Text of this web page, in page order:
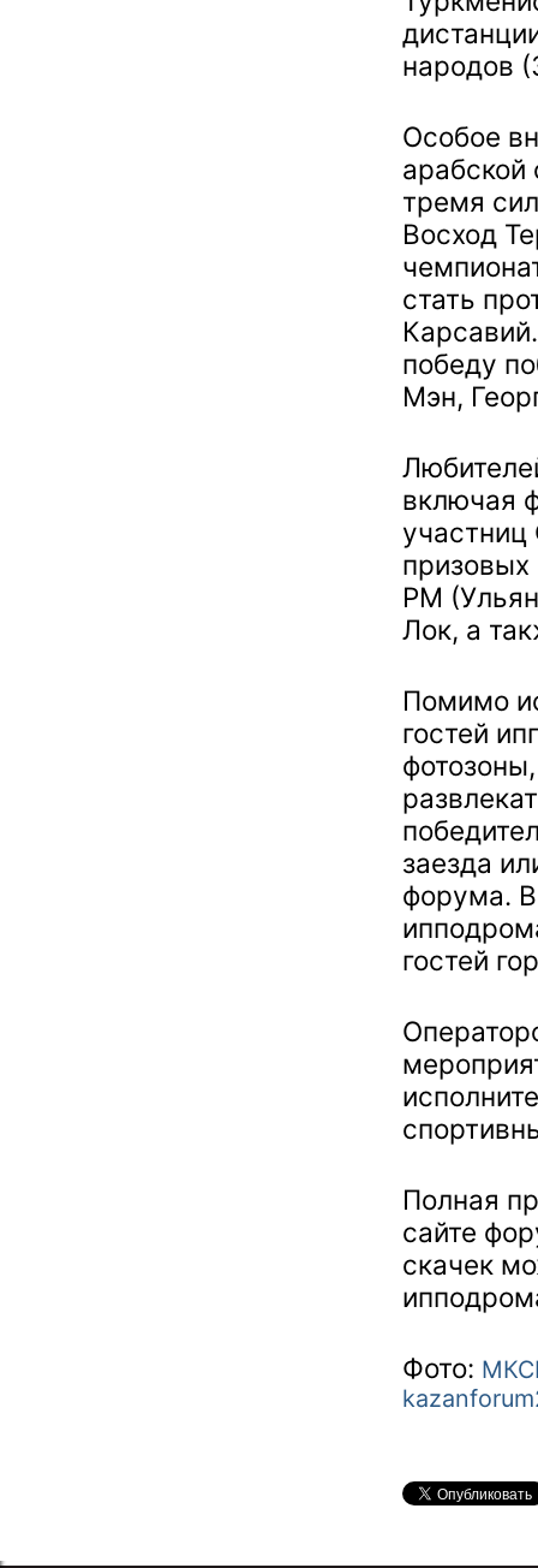
народов
Особое
тремя
Восход
стать
победу
Мэн,
включая
РМ
Лок, а
Помимо
гостей
заезда
форума.
гостей
Полная
сайте
скачек
Фото: